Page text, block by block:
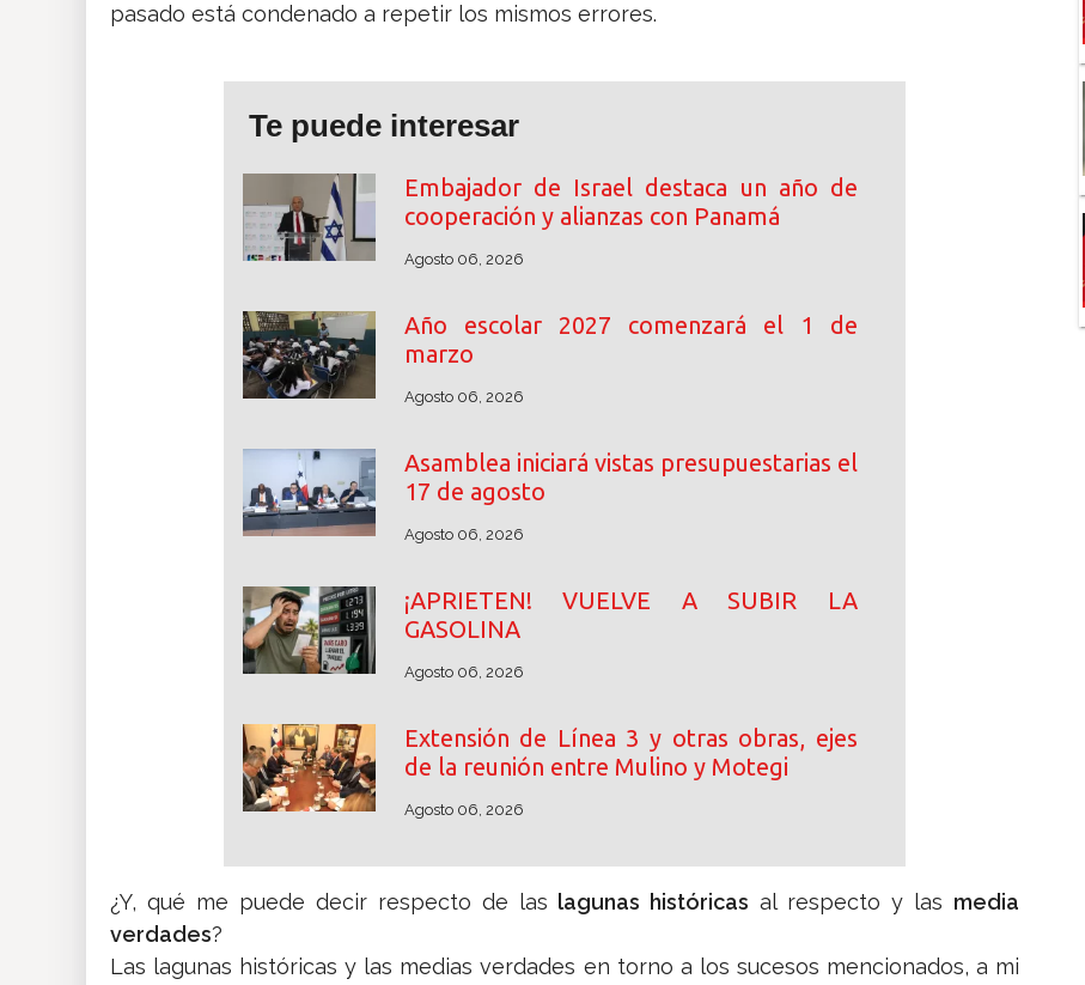
pasado está condenado a repetir los mismos errores.
Te puede interesar
Embajador de Israel destaca un año de
cooperación y alianzas con Panamá
Agosto 06, 2026
Año escolar 2027 comenzará el 1 de
marzo
Agosto 06, 2026
Asamblea iniciará vistas presupuestarias el
17 de agosto
Agosto 06, 2026
¡APRIETEN! VUELVE A SUBIR LA
GASOLINA
Agosto 06, 2026
Extensión de Línea 3 y otras obras, ejes
de la reunión entre Mulino y Motegi
Agosto 06, 2026
¿Y, qué me puede decir respecto de las lagunas históricas al respecto y las media
verdades?
Las lagunas históricas y las medias verdades en torno a los sucesos mencionados, a mi